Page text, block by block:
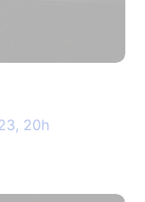
20h